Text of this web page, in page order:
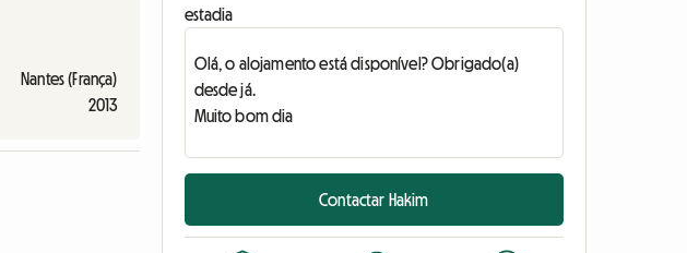
Nantes (França)
2013
estadia
Contactar Hakim